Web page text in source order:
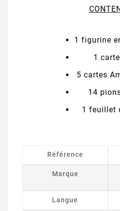
1 figurine
1
5 cartes
14
1 feuillet
Référence
Marque
Langue